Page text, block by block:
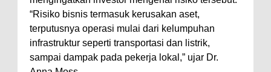
“Risiko bisnis termasuk kerusakan aset,
terputusnya operasi mulai dari kelumpuhan
infrastruktur seperti transportasi dan listrik,
sampai dampak pada pekerja lokal,” ujar Dr.